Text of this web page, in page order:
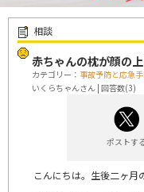
相談
赤ちゃんの枕が顔の
カテゴリー： 事故予防と応急
いくらちゃんさん | 回答数(3)
ポストす
こんにちは。生後二ヶ月